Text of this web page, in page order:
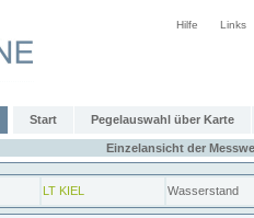
Hilfe Links
Start Pegelauswahl über Karte
Einzelansicht der
LT KIEL Wasserstand